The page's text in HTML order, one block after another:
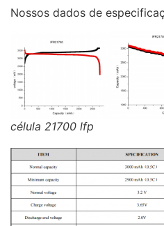
Nossos dados de
célula 21700 lfp